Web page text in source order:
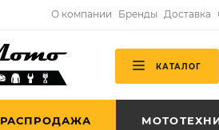
О компании Бренды Доставка
КАТАЛОГ
РАСПРОДАЖА